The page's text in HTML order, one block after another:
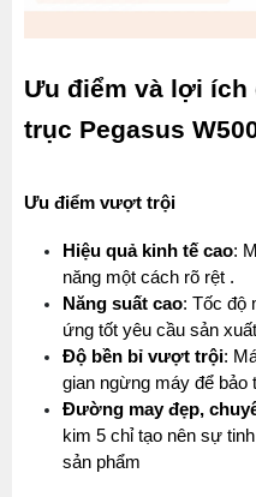
Ưu điểm và lợi ích
trục Pegasus
Ưu điểm vượt trội
Hiệu quả kinh tế cao:
năng một cách rõ rệt .
Năng suất cao: Tốc độ
ứng tốt yêu cầu sản
Độ bền bỉ vượt trội:
gian ngừng máy để
Đường may đẹp,
kim 5 chỉ tạo nên sự
sản phẩm